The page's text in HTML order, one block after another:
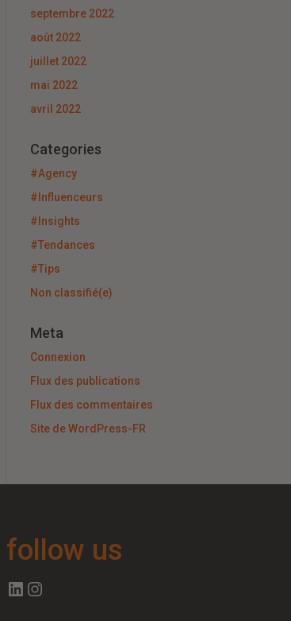
septembre 2022
août 2022
juillet 2022
mai 2022
avril 2022
Categories
#Agency
#Influenceurs
#Insights
#Tendances
#Tips
Non classifié(e)
Meta
Connexion
Flux des publications
Flux des commentaires
Site de WordPress-FR
follow us
Follow us on Linkedin
Follow us on Instagram